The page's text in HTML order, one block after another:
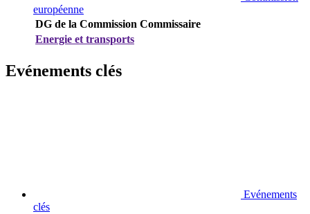
européenne
DG de la Commission Commissaire
Energie et transports
Evénements clés
Evénements
clés